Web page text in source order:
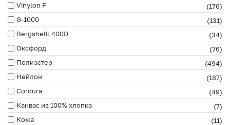
Vinylon F
(176)
G-1000
(131)
Bergshell: 400D
(34)
Оксфорд
(76)
Полиэстер
(494)
Нейлон
(187)
Cordura
(49)
Канвас из 100% хлопка
(7)
Кожа
(11)